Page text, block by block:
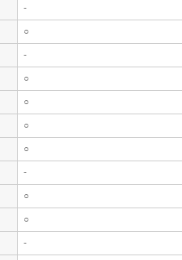
-
○
-
○
○
○
○
-
○
○
-